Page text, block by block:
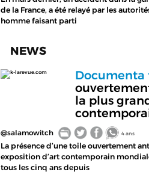
de la France, a été relayé par les
homme faisant parti
NEWS
k-larevue.com Documenta
la plus
@salamowitch 4 ans
La présence d’une toile ouvertement
exposition d’art contemporain
tous les cinq ans depuis